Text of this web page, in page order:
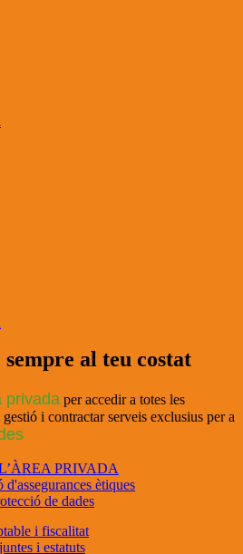
sempre al teu costat
privada per accedir a totes les
i contractar serveis exclusius per a
PRIVADA